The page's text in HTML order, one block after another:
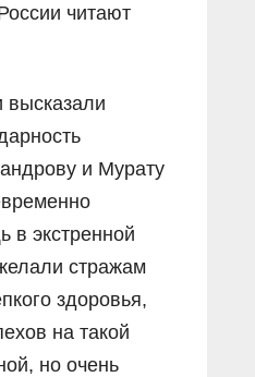
читают
высказали
и Мурату
в экстренной
стражам
здоровья,
на такой
но очень